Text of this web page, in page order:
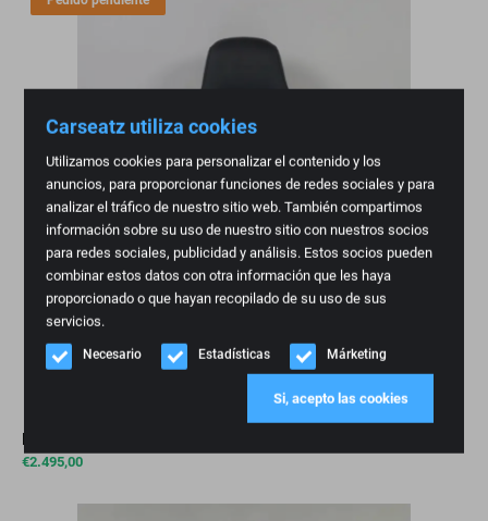
Carseatz utiliza cookies
Utilizamos cookies para personalizar el contenido y los
anuncios, para proporcionar funciones de redes sociales y para
analizar el tráfico de nuestro sitio web. También compartimos
información sobre su uso de nuestro sitio con nuestros socios
para redes sociales, publicidad y análisis. Estos socios pueden
combinar estos datos con otra información que les haya
proporcionado o que hayan recopilado de su uso de sus
servicios.
Necesario Estadísticas Márketing
Si, acepto las cookies
RECARO Pole Position ABE con logotipo BMW M
€2.495,00